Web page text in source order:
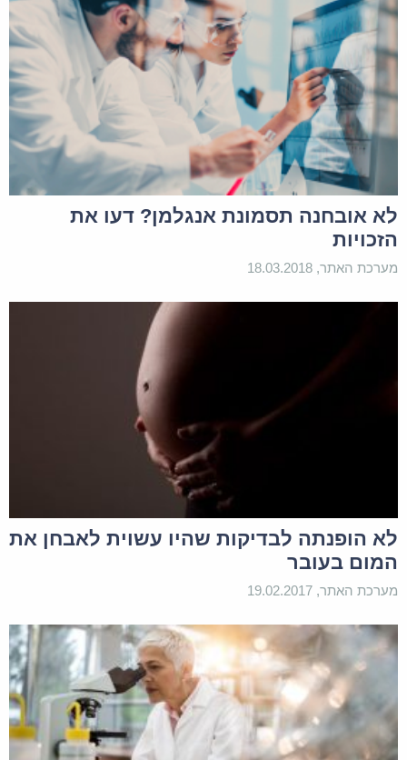
לא אובחנה תסמונת אנגלמן? דעו את
הזכויות
מערכת האתר, 18.03.2018
לא הופנתה לבדיקות שהיו עשוית לאבחן את
המום בעובר
מערכת האתר, 19.02.2017